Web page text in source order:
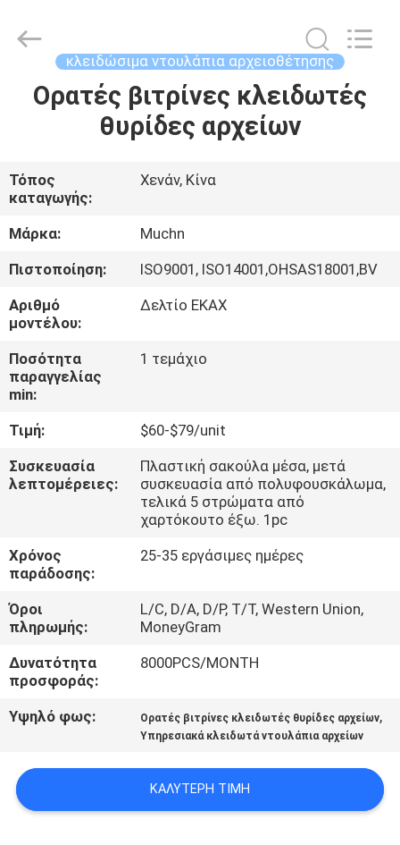
ΣΠΊΤΙ
ΠΕΡΊΠΟΥ
ΕΜΕΊΣ
ΓΎΡΟΣ
ΕΡΓΟΣΤΑΣΊΩΝ
ΠΟΙΟΤΙΚΌΣ
ΈΛΕΓΧΟΣ
ΜΑΣ
ΕΛΆΤΕ
ΕΠΑΦΉ
ΜΕ
ΕΙΔΉΣΕΙΣ
ΖΗΤΉΣΤΕ
ΑΠΌΣΠΑΣΜΑ
Rights
κλειδώσιμα ντουλάπια αρχειοθέτησης
Ορατές βιτρίνες κλειδωτές
θυρίδες αρχείων
Τόπος
καταγωγής:
Χενάν, Κίνα
Μάρκα:
Muchn
Πιστοποίηση:
ISO9001, ISO14001,OHSAS18001,BV
Αριθμό
μοντέλου:
Δελτίο ΕΚΑΧ
Ποσότητα
παραγγελίας
min:
1 τεμάχιο
Τιμή:
$60-$79/unit
Συσκευασία
λεπτομέρειες:
Πλαστική σακούλα μέσα, μετά
συσκευασία από πολυφουσκάλωμα,
τελικά 5 στρώματα από
χαρτόκουτο έξω. 1pc
Χρόνος
παράδοσης:
25-35 εργάσιμες ημέρες
Όροι
πληρωμής:
L/C, D/A, D/P, T/T, Western Union,
MoneyGram
Δυνατότητα
προσφοράς:
8000PCS/MONTH
Υψηλό φως: Ορατές βιτρίνες κλειδωτές θυρίδες αρχείων,
Υπηρεσιακά κλειδωτά ντουλάπια αρχείων
ΚΑΛΎΤΕΡΗ ΤΙΜΉ